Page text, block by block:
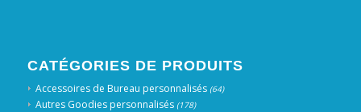
CATÉGORIES DE PRODUITS
Accessoires de Bureau personnalisés (64)
Autres Goodies personnalisés (178)